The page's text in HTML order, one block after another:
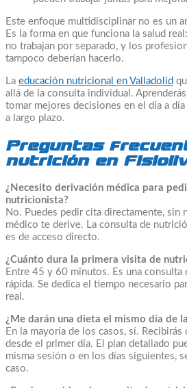
Este enfoque multidisciplinar no es un
Es la forma en que funciona la salud
no trabajan por separado, y los
tampoco deberían hacerlo.
La educación nutricional en Valladolid
allá de la consulta individual.
tomar mejores decisiones en el día a
a largo plazo.
Preguntas
nutrición en
¿Necesito derivación médica para
nutricionista?
No. Puedes pedir cita directamente, sin
médico te derive. La consulta de
es de acceso directo.
¿Cuánto dura la primera visita de
Entre 45 y 60 minutos. Es una consulta
rápida. Se dedica el tiempo necesario
real.
¿Me darán una dieta el mismo día de
En la mayoría de los casos, sí.
desde el primer día. El plan detallado
misma sesión o en los días siguientes,
caso.